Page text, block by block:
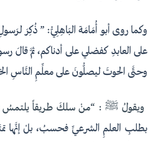
وكما روى أبو أُمَامَة البَاهِلِيُّ: ” ذُكِرَ
على العابدِ كفضلي على أدناكم، ثمَّ
وحتَّى الحوتَ ليصلُّونَ على معلِّمِ النَّاسِ
ويقولُ ﷺ : “منْ سلكَ طريقاً يلتمسُ
بطلبِ العلمِ الشرعيِّ فحسبُ، بلْ إنَّها